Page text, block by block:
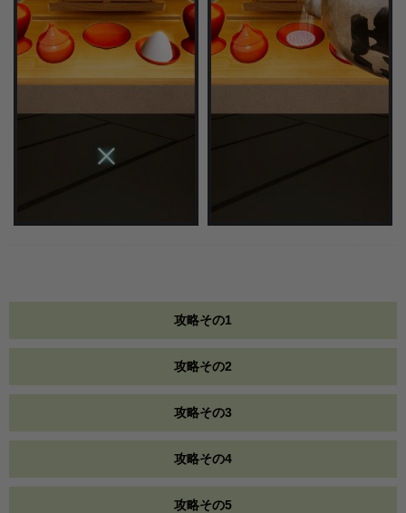
攻略その1
攻略その2
攻略その3
攻略その4
攻略その5